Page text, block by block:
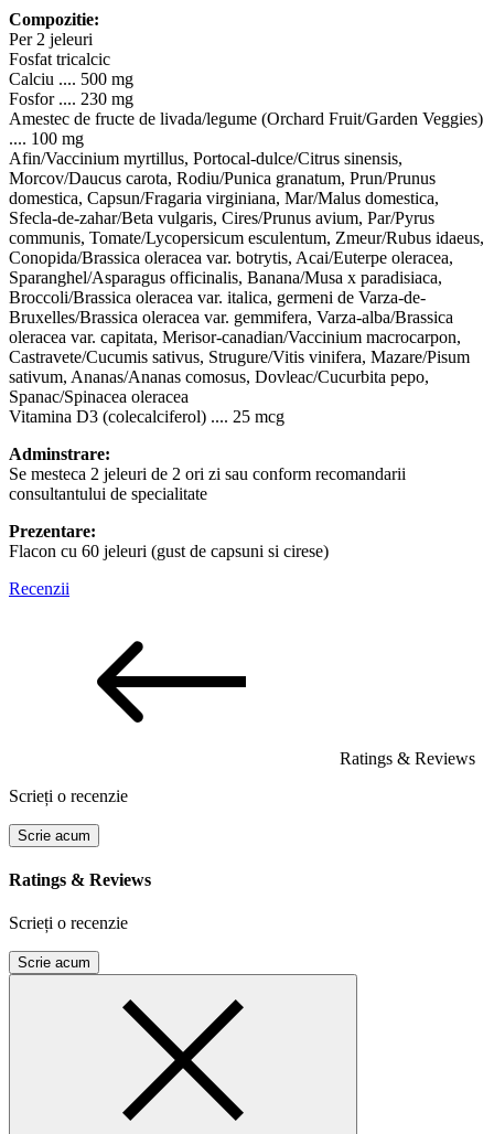
Compozitie:
Per 2 jeleuri
Fosfat tricalcic
Calciu .... 500 mg
Fosfor .... 230 mg
Amestec de fructe de livada/legume (Orchard Fruit/Garden Veggies)
.... 100 mg
Afin/Vaccinium myrtillus, Portocal-dulce/Citrus sinensis,
Morcov/Daucus carota, Rodiu/Punica granatum, Prun/Prunus
domestica, Capsun/Fragaria virginiana, Mar/Malus domestica,
Sfecla-de-zahar/Beta vulgaris, Cires/Prunus avium, Par/Pyrus
communis, Tomate/Lycopersicum esculentum, Zmeur/Rubus idaeus,
Conopida/Brassica oleracea var. botrytis, Acai/Euterpe oleracea,
Sparanghel/Asparagus officinalis, Banana/Musa x paradisiaca,
Broccoli/Brassica oleracea var. italica, germeni de Varza-de-
Bruxelles/Brassica oleracea var. gemmifera, Varza-alba/Brassica
oleracea var. capitata, Merisor-canadian/Vaccinium macrocarpon,
Castravete/Cucumis sativus, Strugure/Vitis vinifera, Mazare/Pisum
sativum, Ananas/Ananas comosus, Dovleac/Cucurbita pepo,
Spanac/Spinacea oleracea
Vitamina D3 (colecalciferol) .... 25 mcg
Adminstrare:
Se mesteca 2 jeleuri de 2 ori zi sau conform recomandarii
consultantului de specialitate
Prezentare:
Flacon cu 60 jeleuri (gust de capsuni si cirese)
Recenzii
Ratings & Reviews
Scrieți o recenzie
Scrie acum
Ratings & Reviews
Scrieți o recenzie
Scrie acum